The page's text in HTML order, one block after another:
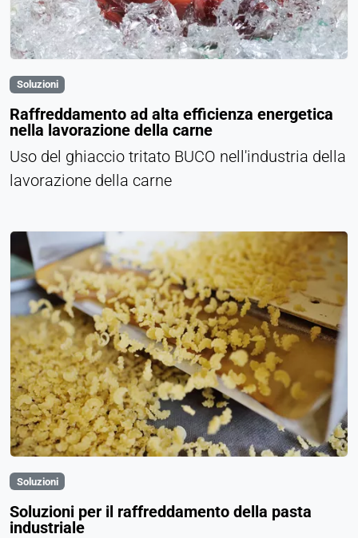
Soluzioni
Raffreddamento ad alta efficienza energetica
nella lavorazione della carne
Uso del ghiaccio tritato BUCO nell'industria della
lavorazione della carne
Soluzioni
Soluzioni per il raffreddamento della pasta
industriale